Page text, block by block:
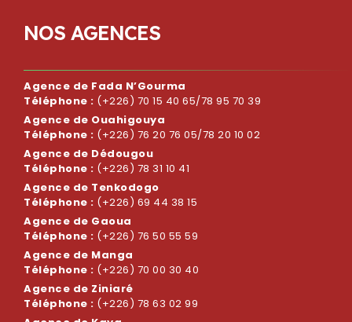
NOS AGENCES
Agence de Fada N’Gourma
Téléphone : (+226) 70 15 40 65/78 95 70 39
Agence de Ouahigouya
Téléphone : (+226) 76 20 76 05/78 20 10 02
Agence de Dédougou
Téléphone : (+226) 78 31 10 41
Agence de Tenkodogo
Téléphone : (+226) 69 44 38 15
Agence de Gaoua
Téléphone : (+226) 76 50 55 59
Agence de Manga
Téléphone : (+226) 70 00 30 40
Agence de Ziniaré
Téléphone : (+226) 78 63 02 99